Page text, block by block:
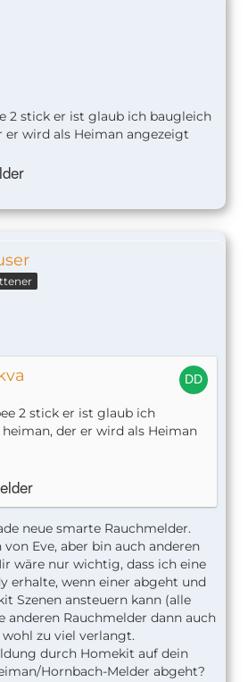
2 stick er ist glaub ich baugleich
er wird als Heiman angezeigt
2 stick er ist glaub ich
der er wird als Heiman
neue smarte Rauchmelder.
Eve, aber bin auch anderen
wäre nur wichtig, dass ich eine
erhalte, wenn einer abgeht und
Szenen ansteuern kann (alle
anderen Rauchmelder dann auch
zu viel verlangt.
durch Homekit auf dein
Hornbach-Melder abgeht?